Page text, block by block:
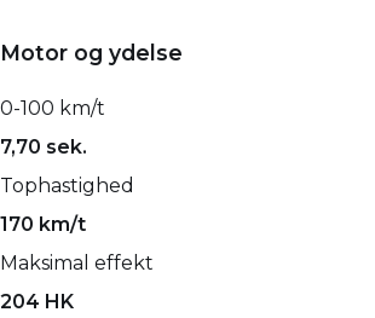
Motor og ydelse
0-100 km/t
7,70 sek.
Tophastighed
170 km/t
Maksimal effekt
204 HK